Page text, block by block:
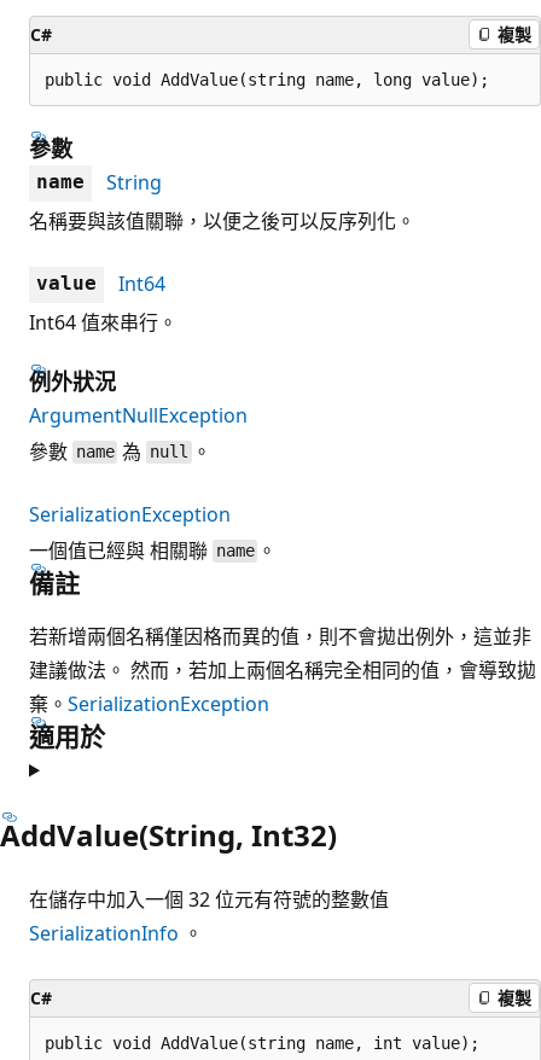
C# 複製
public void AddValue(string name, long value);
參數
name
String
名稱要與該值關聯，以便之後可以反序列化。
value
Int64
Int64 值來串行。
例外狀況
ArgumentNullException
參數 name 為 null 。
SerializationException
一個值已經與 相關聯 name 。
備註
若新增兩個名稱僅因格而異的值，則不會拋出例外，這並非
建議做法。 然而，若加上兩個名稱完全相同的值，會導致拋
棄。 SerializationException
適用於
AddValue(String, Int32)
在儲存中加入一個 32 位元有符號的整數值
SerializationInfo 。
C# 複製
public void AddValue(string name, int value);